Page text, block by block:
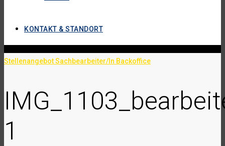
KONTAKT & STANDORT
Stellenangebot Sachbearbeiter/In Backoffice
1